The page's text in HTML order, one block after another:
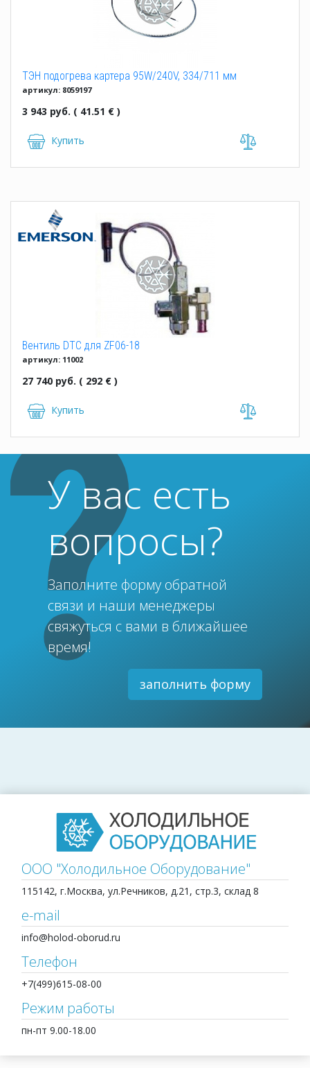
ТЭН подогрева картера 95W/240V, 334/711 мм
артикул: 8059197
3 943 руб. ( 41.51 € )
Купить
Вентиль DTC для ZF06-18
артикул: 11002
27 740 руб. ( 292 € )
Купить
У вас есть
вопросы?
Заполните форму обратной
связи и наши менеджеры
свяжуться с вами в ближайшее
время!
заполнить форму
ООО "Холодильное Оборудование"
115142, г.Москва, ул.Речников, д.21, стр.3, склад 8
e-mail
info@holod-oborud.ru
Телефон
+7(499)615-08-00
Режим работы
пн-пт 9.00-18.00